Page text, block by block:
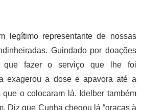
legítimo representante de nossas
Guindado por doações
que fazer o serviço que lhe foi
exagerou a dose e apavora até a
o colocaram lá. Idelber também
Diz que Cunha chegou lá “graças à